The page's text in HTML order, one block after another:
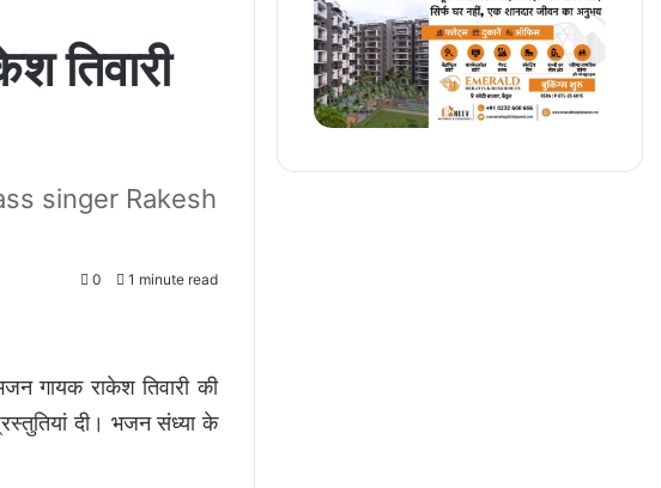
तिवारी
singer Rakesh
0 1 minute read
गायक राकेश तिवारी की
दी। भजन संध्या के